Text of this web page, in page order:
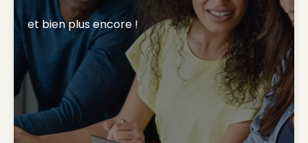
et bien plus encore !